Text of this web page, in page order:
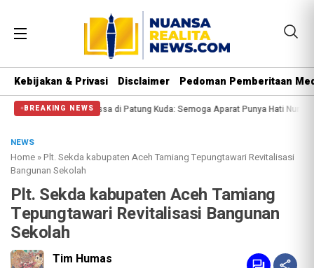
Kebijakan & Privasi Disclaimer Pedoman Pemberitaan
BREAKING NEWS
Massa di Patung Kuda: Semoga Aparat Punya Hati Nurani Massa Reuni
NEWS
Home »Plt. Sekda kabupaten Aceh Tamiang Tepungtawari Revitalisasi
Bangunan Sekolah
Plt. Sekda kabupaten Aceh Tamiang
Tepungtawari Revitalisasi Bangunan
Sekolah
Tim Humas